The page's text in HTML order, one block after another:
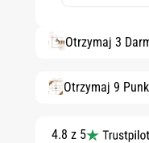
Otrzymaj 3
Otrzymaj 9
4.8 z 5